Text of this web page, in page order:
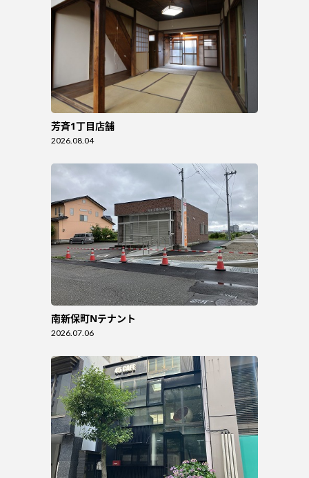
芳斉1丁目店舗
2026.08.04
南新保町Nテナント
2026.07.06